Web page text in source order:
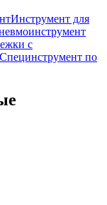
Инструмент для
с
Специнструмент по